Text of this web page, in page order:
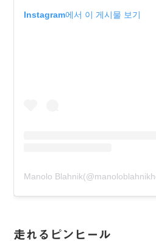
Instagram에서 이 게시물 보기
Manolo
走れるピンヒール